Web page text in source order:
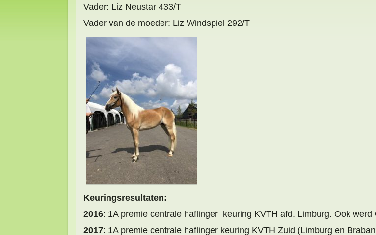
Vader: Liz Neustar 433/T
Vader van de moeder: Liz Windspiel 292/T
Keuringsresultaten:
2016: 1A premie centrale haflinger keuring KVTH afd. Limburg. Ook
2017: 1A premie centrale haflinger keuring KVTH Zuid (Limburg en